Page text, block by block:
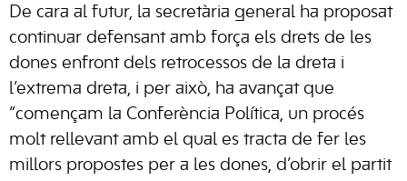
De cara al futur, la secretària general ha proposat
continuar defensant amb força els drets de les
dones enfront dels retrocessos de la dreta i
l’extrema dreta, i per això, ha avançat que
“començam la Conferència Política, un procés
molt rellevant amb el qual es tracta de fer les
millors propostes per a les dones, d’obrir el partit